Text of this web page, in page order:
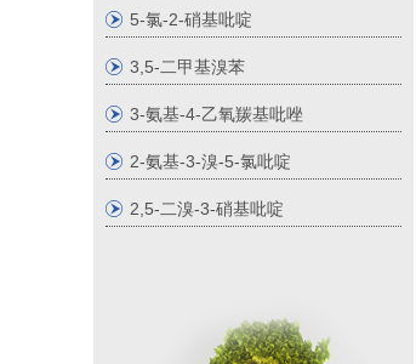
5-氯-2-硝基吡啶
3,5-二甲基溴苯
3-氨基-4-乙氧羰基吡唑
2-氨基-3-溴-5-氯吡啶
2,5-二溴-3-硝基吡啶